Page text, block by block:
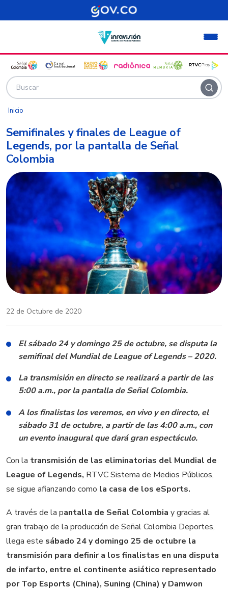
Pasar al contenido principal
Inicio
Semifinales y finales de League of
Legends, por la pantalla de Señal
Colombia
22 de Octubre de 2020
El sábado 24 y domingo 25 de octubre, se disputa la
semifinal del Mundial de League of Legends – 2020.
La transmisión en directo se realizará a partir de las
5:00 a.m., por la pantalla de Señal Colombia.
A los finalistas los veremos, en vivo y en directo, el
sábado 31 de octubre, a partir de las 4:00 a.m., con
un evento inaugural que dará gran espectáculo.
Con la transmisión de las eliminatorias del Mundial de
League of Legends, RTVC Sistema de Medios Públicos,
se sigue afianzando como la casa de los eSports.
A través de la pantalla de Señal Colombia y gracias al
gran trabajo de la producción de Señal Colombia Deportes,
llega este sábado 24 y domingo 25 de octubre la
transmisión para definir a los finalistas en una disputa
de infarto, entre el continente asiático representado
por Top Esports (China), Suning (China) y Damwon